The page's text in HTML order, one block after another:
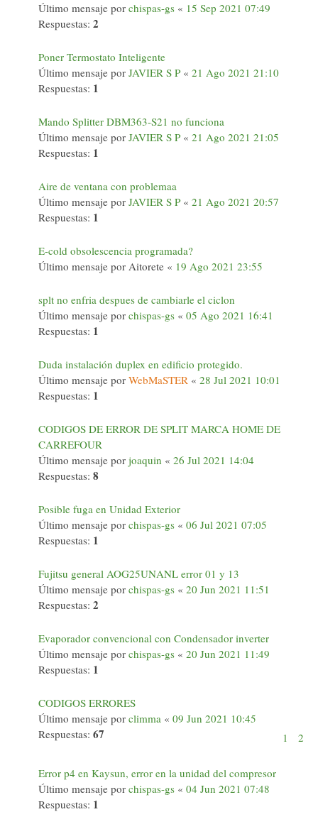
Último mensaje por chispas-gs « 15 Sep 2021 07:49
Respuestas: 2
Poner Termostato Inteligente
Último mensaje por JAVIER S P« 21 Ago 2021 21:10
Respuestas: 1
Mando Splitter DBM363-S21 no funciona
Último mensaje por JAVIER S P« 21 Ago 2021 21:05
Respuestas: 1
Aire de ventana con problemaa
Último mensaje por JAVIER S P« 21 Ago 2021 20:57
Respuestas: 1
E-cold obsolescencia programada?
Último mensaje por Aitorete « 19 Ago 2021 23:55
splt no enfria despues de cambiarle el ciclon
Último mensaje por chispas-gs « 05 Ago 2021 16:41
Respuestas: 1
Duda instalación duplex en edificio protegido.
Último mensaje por WebMaSTER « 28 Jul 2021 10:01
Respuestas: 1
CODIGOS DE ERROR DE SPLIT MARCA HOME DE
CARREFOUR
Último mensaje por joaquin « 26 Jul 2021 14:04
Respuestas: 8
Posible fuga en Unidad Exterior
Último mensaje por chispas-gs « 06 Jul 2021 07:05
Respuestas: 1
Fujitsu general AOG25UNANL error 01 y 13
Último mensaje por chispas-gs « 20 Jun 2021 11:51
Respuestas: 2
Evaporador convencional con Condensador inverter
Último mensaje por chispas-gs « 20 Jun 2021 11:49
Respuestas: 1
CODIGOS ERRORES
Último mensaje por climma « 09 Jun 2021 10:45
Respuestas: 67 1 2
Error p4 en Kaysun, error en la unidad del compresor
Último mensaje por chispas-gs « 04 Jun 2021 07:48
Respuestas: 1